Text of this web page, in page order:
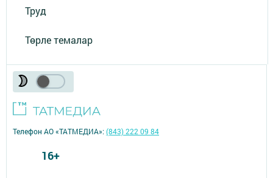
Труд
Төрле темалар
Телефон АО «ТАТМЕДИА»:(843) 222 09 84
16+